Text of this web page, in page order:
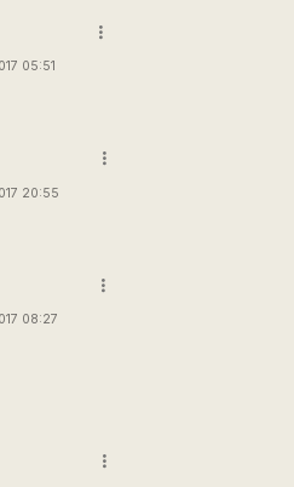
05:51
more_vert
20:55
more_vert
08:27
more_vert
more_vert